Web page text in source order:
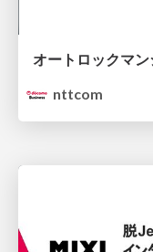
nttcom